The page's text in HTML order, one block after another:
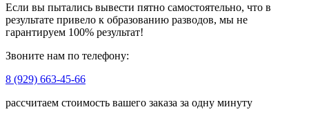
Если вы пытались вывести пятно самостоятельно, что в
результате привело к образованию разводов, мы не
гарантируем 100% результат!
Звоните нам по телефону:
8 (929) 663-45-66
рассчитаем стоимость вашего заказа за одну минуту